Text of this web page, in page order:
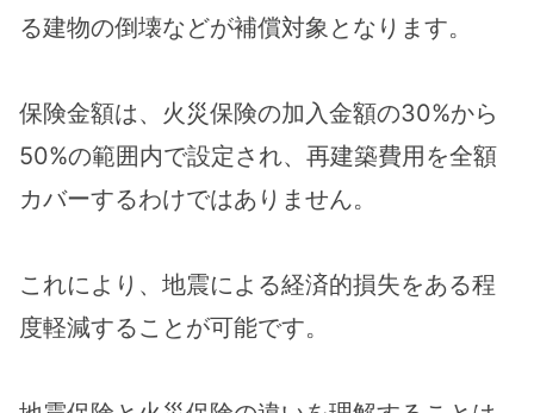
る建物の倒壊などが補償対象となります。
保険金額は、火災保険の加入金額の30%から
50%の範囲内で設定され、再建築費用を全額
カバーするわけではありません。
これにより、地震による経済的損失をある程
度軽減することが可能です。